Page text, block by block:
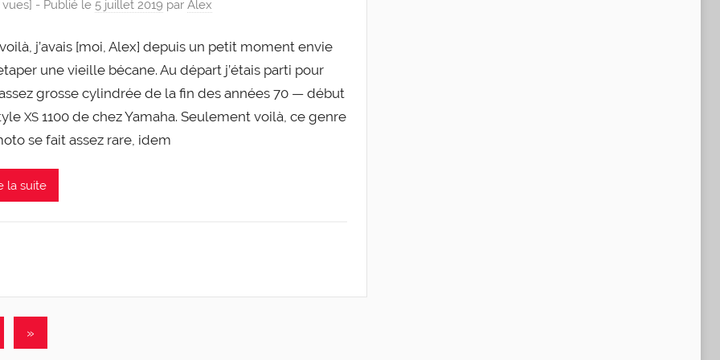
vues] - Publié le 5 juillet 2019 par Alex
j’a­vais [moi, Alex] depuis un petit moment envie
une vieille bécane. Au départ j’é­tais par­ti pour
grosse cylin­drée de la fin des années 70 — début
XS1100 de chez Yama­ha. Seule­ment voi­là, ce genre
se fait assez rare, idem
la suite
Articles
»